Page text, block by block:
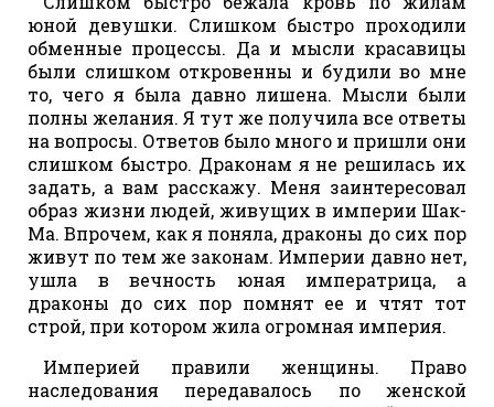
юной девушки. Слишком быстро проходили
обменные процессы. Да и мысли красавицы
были слишком откровенны и будили во мне
то, чего я была давно лишена. Мысли были
полны желания. Я тут же получила все ответы
на вопросы. Ответов было много и пришли они
слишком быстро. Драконам я не решилась их
задать, а вам расскажу. Меня заинтересовал
образ жизни людей, живущих в империи Шак-
Ма. Впрочем, как я поняла, драконы до сих пор
живут по тем же законам. Империи давно нет,
ушла в вечность юная императрица, а
драконы до сих пор помнят ее и чтят тот
строй, при котором жила огромная империя.
Империей правили женщины. Право
наследования передавалось по женской